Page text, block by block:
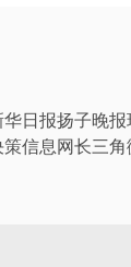
华日报扬子晚报
信息网长三